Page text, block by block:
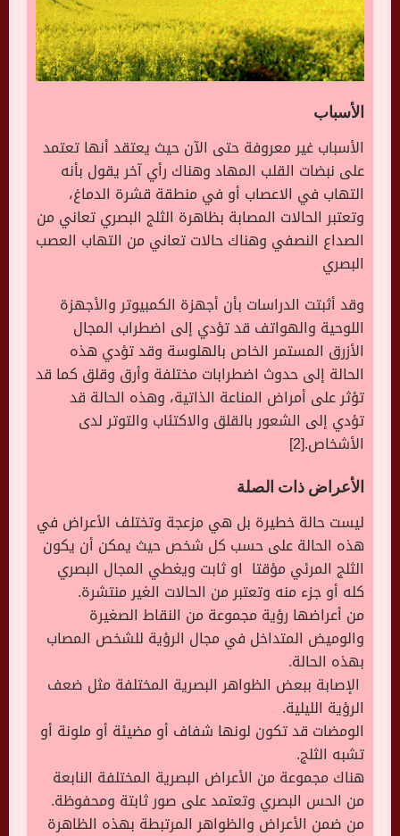
الأسباب
الأسباب غير معروفة حتى الآن حيث يعتقد أنها تعتمد
على نبضات القلب المهاد وهناك رأي آخر يقول بأنه
التهاب في الاعصاب أو في منطقة قشرة الدماغ،
وتعتبر الحالات المصابة بظاهرة الثلج البصري تعاني من
الصداع النصفي وهناك حالات تعاني من التهاب العصب
البصري
وقد أثبتت الدراسات بأن أجهزة الكمبيوتر والأجهزة
اللوحية والهواتف قد تؤدي إلى اضطراب المجال
الأزرق المستمر الخاص بالهلوسة وقد تؤدي هذه
الحالة إلى حدوث اضطرابات مختلفة وأرق وقلق كما قد
تؤثر على أمراض المناعة الذاتية، وهذه الحالة قد
تؤدي إلى الشعور بالقلق والاكتئاب والتوتر لدى
الأشخاص.[2]
الأعراض ذات الصلة
ليست حالة خطيرة بل هي مزعجة وتختلف الأعراض في
هذه الحالة على حسب كل شخص حيث يمكن أن يكون
الثلج المرئي مؤقتا او ثابت ويغطي المجال البصري
كله أو جزء منه وتعتبر من الحالات الغير منتشرة.
من أعراضها رؤية مجموعة من النقاط الصغيرة
والوميض المتداخل في مجال الرؤية للشخص المصاب
بهذه الحالة.
الإصابة ببعض الظواهر البصرية المختلفة مثل ضعف
الرؤية الليلية.
الومضات قد تكون لونها شفاف أو مضيئة أو ملونة أو
تشبه الثلج.
هناك مجموعة من الأعراض البصرية المختلفة النابعة
من الحس البصري وتعتمد على صور ثابتة ومحفوظة.
من ضمن الأعراض والظواهر المرتبطة بهذه الظاهرة